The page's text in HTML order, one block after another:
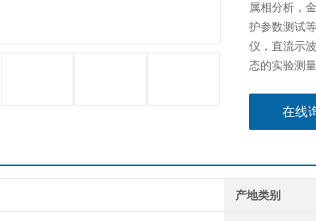
属相分析，
护参数测试
仪，直流示
态的实验测
在线
产地类别